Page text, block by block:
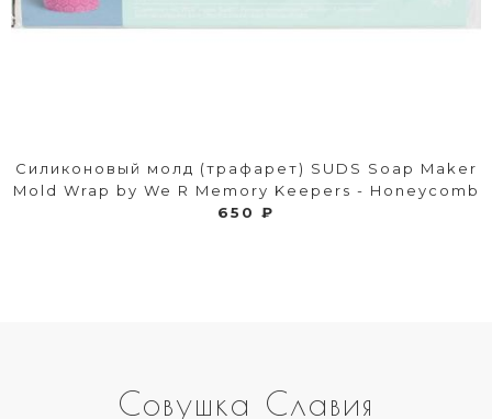
Силиконовый молд (трафарет) SUDS Soap Maker
Mold Wrap by We R Memory Keepers - Honeycomb
650 ₽
Совушка Славия